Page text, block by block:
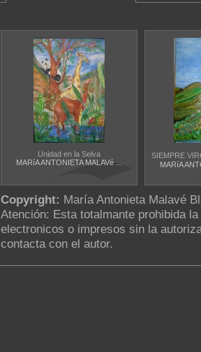
Unidad en la Selva
MARíA ANTONIETA MALAVé ...
SIEMPRE
MARíA
Copyright: María Antonieta Malavé
Atención: Esta totalmante prohibida
electronicos o impresos sin la
contacta con el autor.